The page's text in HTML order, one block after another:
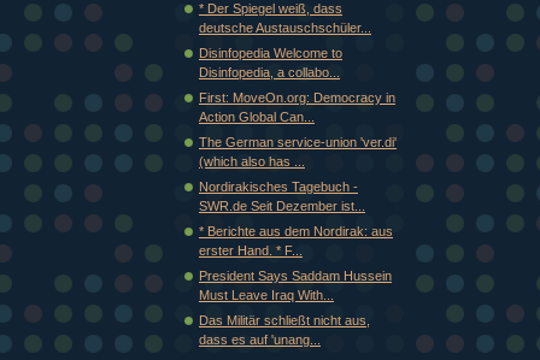
* Der Spiegel weiß, dass
deutsche Austauschschüler...
Disinfopedia Welcome to
Disinfopedia, a collabo...
First: MoveOn.org: Democracy in
Action Global Can...
The German service-union 'ver.di'
(which also has ...
Nordirakisches Tagebuch -
SWR.de Seit Dezember ist...
* Berichte aus dem Nordirak: aus
erster Hand. * F...
President Says Saddam Hussein
Must Leave Iraq With...
Das Militär schließt nicht aus,
dass es auf 'unang...